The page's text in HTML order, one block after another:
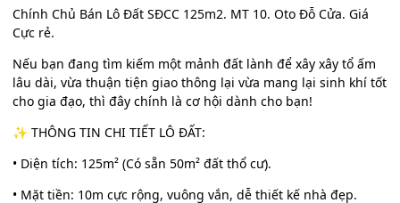
Chính Chủ Bán Lô Đất SĐCC 125m2. MT 10. Oto Đỗ Cửa. Giá
Cực rẻ.
Nếu bạn đang tìm kiếm một mảnh đất lành để xây xây tổ ấm
lâu dài, vừa thuận tiện giao thông lại vừa mang lại sinh khí tốt
cho gia đạo, thì đây chính là cơ hội dành cho bạn!
✨ THÔNG TIN CHI TIẾT LÔ ĐẤT:
• Diện tích: 125m² (Có sẵn 50m² đất thổ cư).
• Mặt tiền: 10m cực rộng, vuông vắn, dễ thiết kế nhà đẹp.